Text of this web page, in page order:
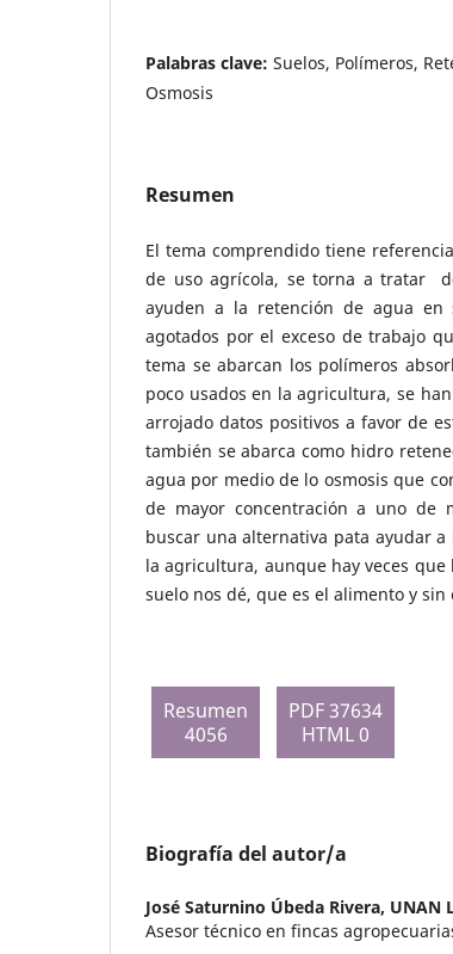
Palabras clave: Suelos, Polímeros,
Osmosis
Resumen
El tema comprendido tiene
de uso agrícola, se torna a tratar
ayuden a la retención de agua
agotados por el exceso de trabajo
tema se abarcan los polímeros
poco usados en la agricultura, se
arrojado datos positivos a favor de
también se abarca como hidro
agua por medio de lo osmosis que
de mayor concentración a uno de
buscar una alternativa pata ayudar
la agricultura, aunque hay veces
suelo nos dé, que es el alimento y sin
Resumen
4056
PDF 37634
HTML 0
Biografía del autor/a
José Saturnino Úbeda Rivera, UNAN
Asesor técnico en fincas